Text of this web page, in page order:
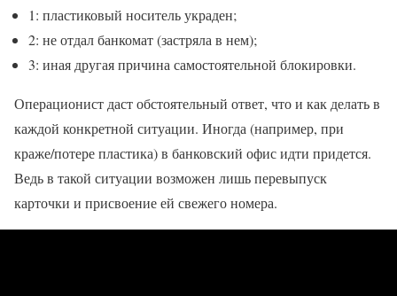
1: пластиковый носитель украден;
2: не отдал банкомат (застряла в нем);
3: иная другая причина самостоятельной блокировки.
Операционист даст обстоятельный ответ, что и как делать в
каждой конкретной ситуации. Иногда (например, при
краже/потере пластика) в банковский офис идти придется.
Ведь в такой ситуации возможен лишь перевыпуск
карточки и присвоение ей свежего номера.